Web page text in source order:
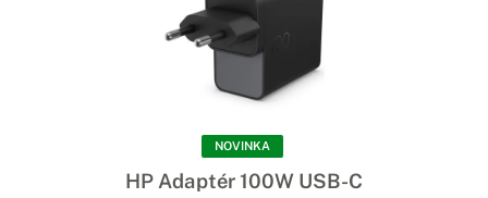
Uložte bezpečne svoje súbory
Kvalitné disky v našej ponuke sa vyznačujú nielen vysokou
Webkamery Logitech
NOVINKA
HP Adaptér 100W USB-C